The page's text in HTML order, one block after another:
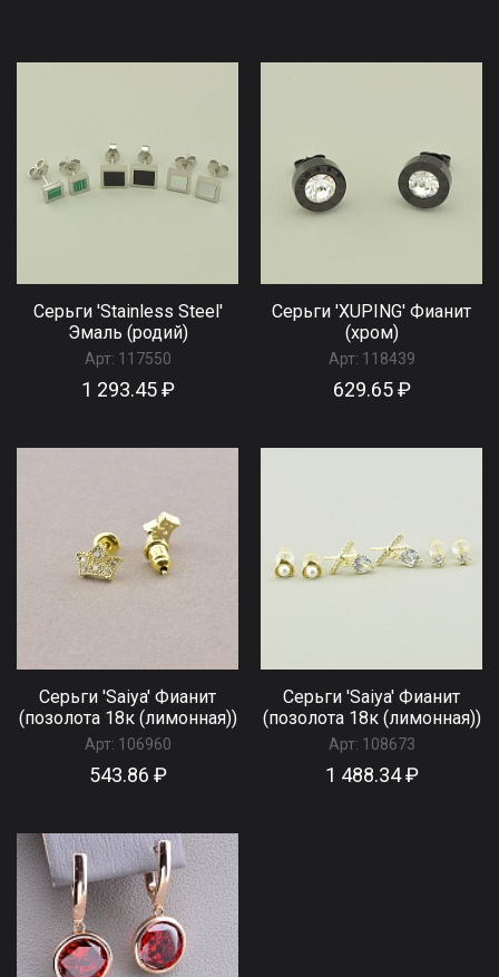
Серьги 'Stainless Steel'
Эмаль (родий)
Арт: 117550
1 293.45 ₽
Серьги 'XUPING' Фианит
(хром)
Арт: 118439
629.65 ₽
Серьги 'Saiya' Фианит
(позолота 18к (лимонная))
Арт: 106960
543.86 ₽
Серьги 'Saiya' Фианит
(позолота 18к (лимонная))
Арт: 108673
1 488.34 ₽